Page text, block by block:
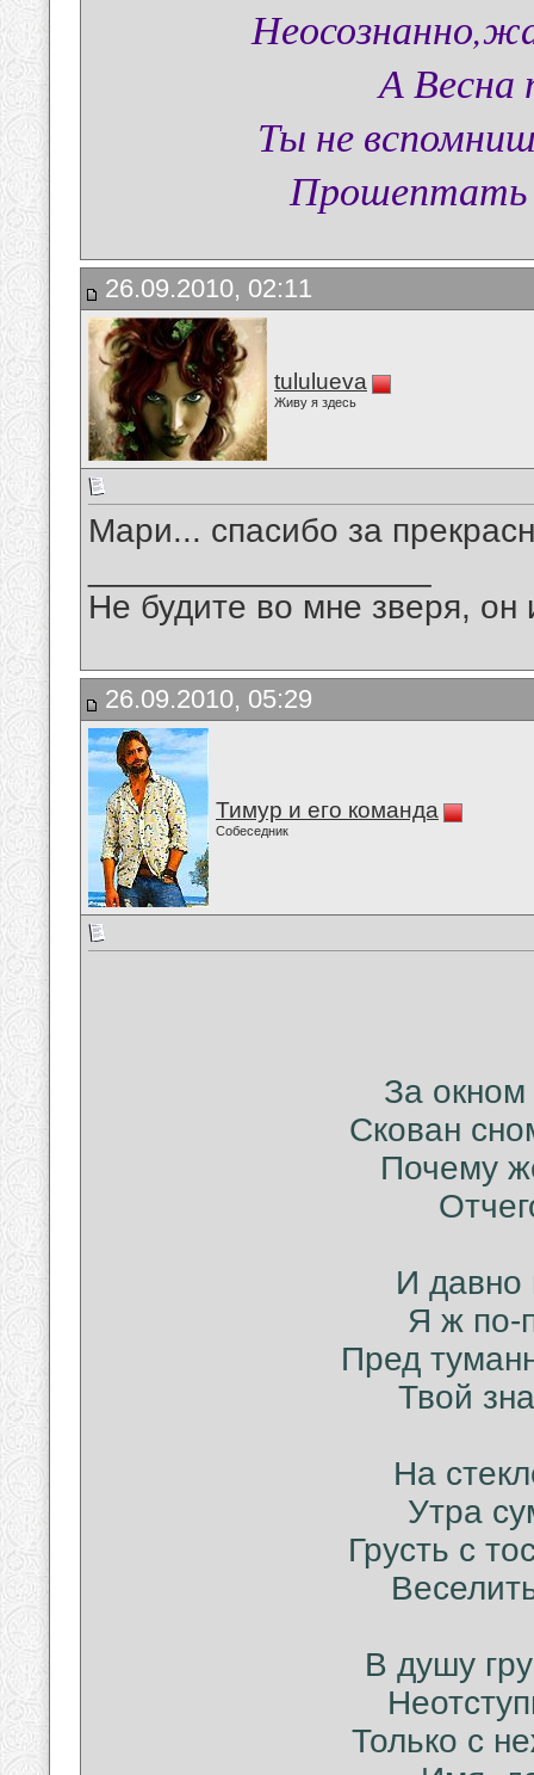
А Весна
Ты не
Прошептать
26.09.2010, 02:11
tululueva
Живу я здесь
Мари... спасибо за
Не будите во мне зверя, он
26.09.2010, 05:29
Тимур и его команда
Собеседник
За окном
Скован
Почему
И давно
Я ж по-
Пред
Твой
На
Утра
Грусть с
В душу
Только с